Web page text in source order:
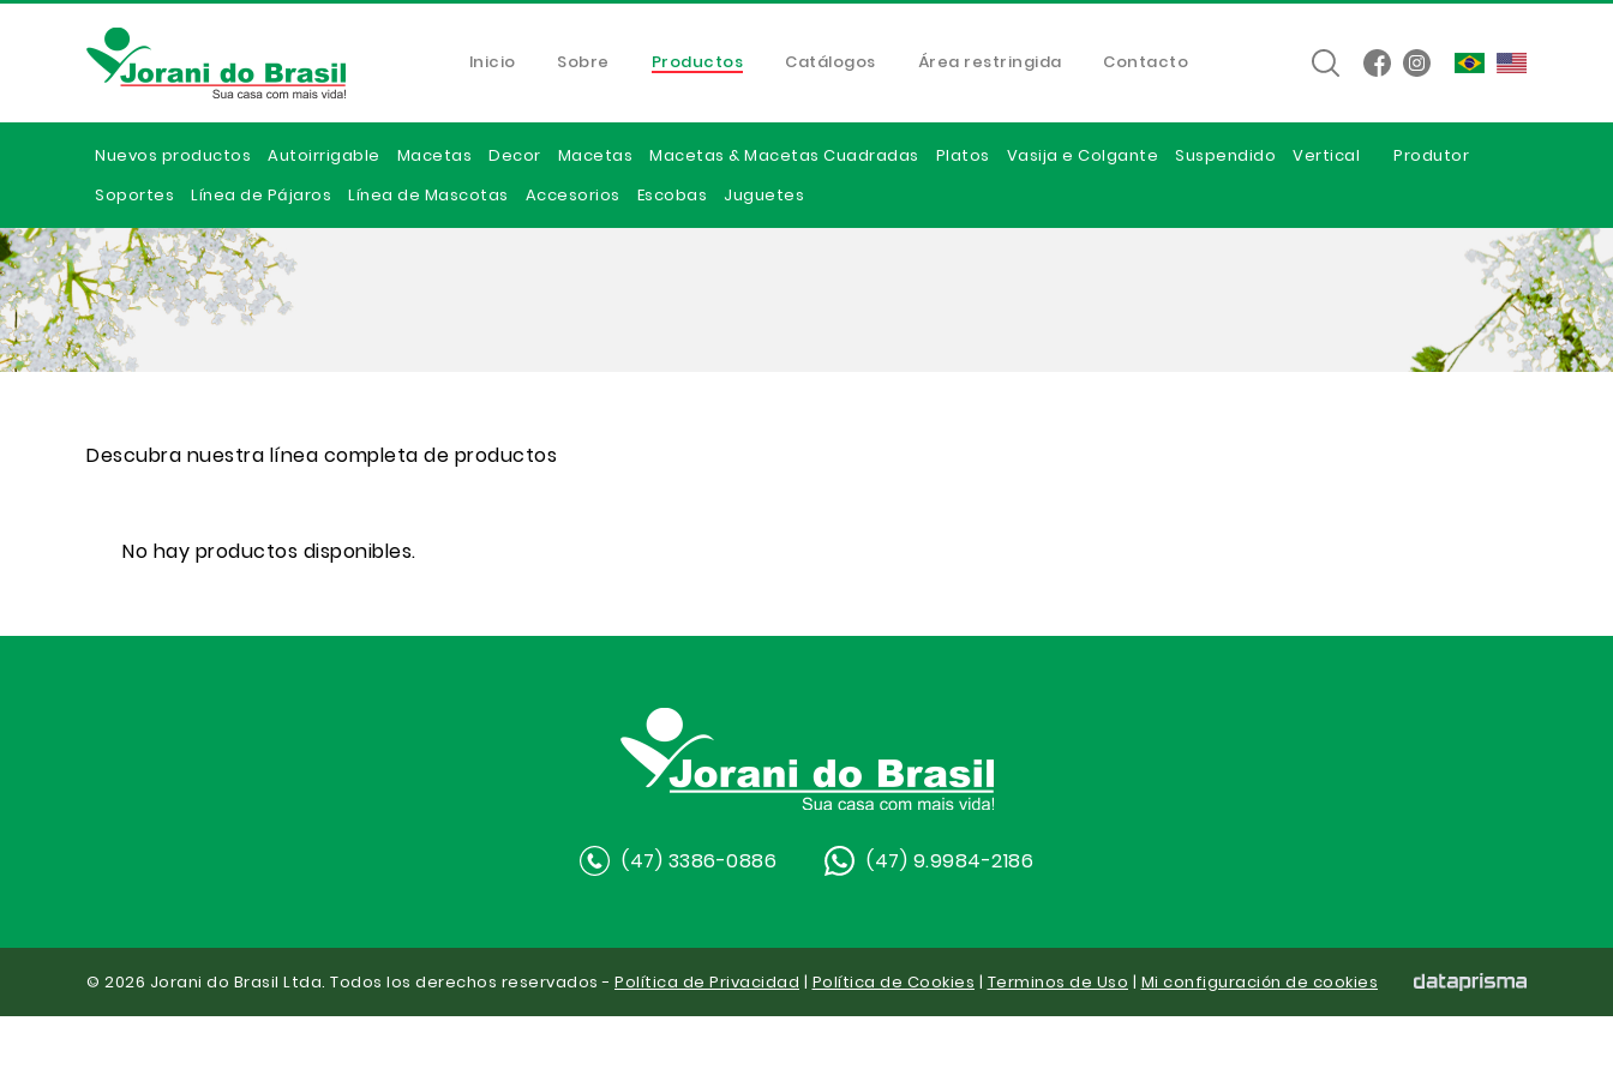
Inicio Sobre Productos Catálogos Área restringida Contacto
Nuevos productos Autoirrigable Macetas Decor Macetas Macetas & Macetas Cuadradas Platos Vasija e Colgante Suspendido Vertical
Produtor
Soportes
Línea de Pájaros Línea de Mascotas Accesorios Escobas Juguetes
Descubra nuestra línea completa de productos
No hay productos disponibles.
(47) 3386-0886 (47) 9.9984-2186
© 2026 Jorani do Brasil Ltda. Todos los derechos reservados - Política de Privacidad | Política de Cookies | Terminos de Uso | Mi configuración de cookies